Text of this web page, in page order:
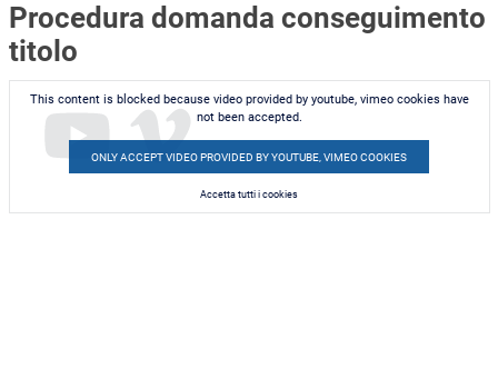
Procedura domanda conseguimento
titolo
This content is blocked because video provided by youtube, vimeo cookies have
not been accepted.
ONLY ACCEPT VIDEO PROVIDED BY YOUTUBE, VIMEO COOKIES
Accetta tutti i cookies